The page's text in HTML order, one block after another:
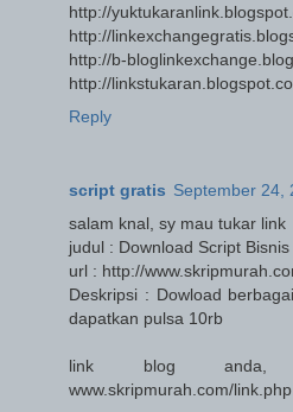
http://
http://
http://b-
http://
Reply
script gratis September 24,
salam knal, sy mau tukar link
judul : Download Script
url : http://
Deskripsi : Dowload
dapatkan pulsa 10rb
link blog
www.skripmurah.com/link.php